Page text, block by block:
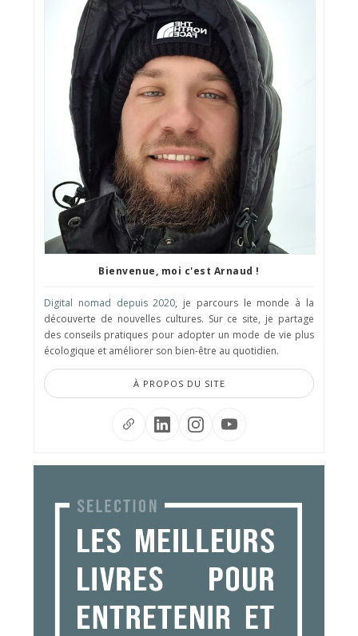
Bienvenue, moi c'est Arnaud !
Digital nomad depuis 2020, je parcours le monde à la
découverte de nouvelles cultures. Sur ce site, je partage
des conseils pratiques pour adopter un mode de vie plus
écologique et améliorer son bien-être au quotidien.
À PROPOS DU SITE